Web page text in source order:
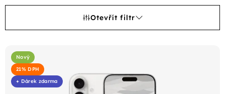
Otevřít filtr
ý
p
Nový
21% DPH
+ Dárek zdarma